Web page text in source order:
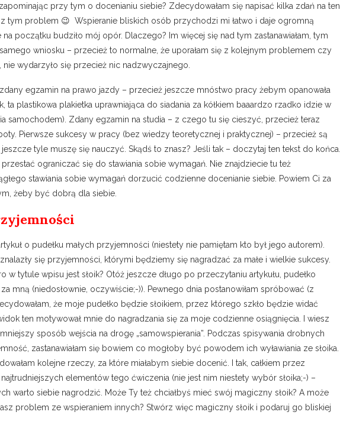
przy tym o docenianiu siebie? Zdecydowałam się napisać kilka zdań na ten
tym problem 😉 Wspieranie bliskich osób przychodzi mi łatwo i daje ogromną
początku budziło mój opór. Dlaczego? Im więcej się nad tym zastanawiałam, tym
wniosku – przecież to normalne, że uporałam się z kolejnym problemem czy
wydarzyło się przecież nic nadzwyczajnego.
egzamin na prawo jazdy – przecież jeszcze mnóstwo pracy żebym opanowała
ta plastikowa plakietka uprawniająca do siadania za kółkiem baaardzo rzadko idzie w
samochodem). Zdany egzamin na studia – z czego tu się cieszyć, przecież teraz
Pierwsze sukcesy w pracy (bez wiedzy teoretycznej i praktycznej) – przecież są
tyle muszę się nauczyć. Skądś to znasz? Jeśli tak – doczytaj ten tekst do końca.
przestać ograniczać się do stawiania sobie wymagań. Nie znajdziecie tu też
stawiania sobie wymagań dorzucić codzienne docenianie siebie. Powiem Ci za
żeby być dobrą dla siebie.
o pudełku małych przyjemności (niestety nie pamiętam kto był jego autorem).
się przyjemności, którymi będziemy się nagradzać za małe i wielkie sukcesy.
w tytule wpisu jest słoik? Otóż jeszcze długo po przeczytaniu artykułu, pudełko
mną (niedosłownie, oczywiście;-)). Pewnego dnia postanowiłam spróbować (z
że moje pudełko będzie słoikiem, przez którego szkło będzie widać
ten motywował mnie do nagradzania się za moje codzienne osiągnięcia. I wiesz
sposób wejścia na drogę „samowspierania”. Podczas spisywania drobnych
zastanawiałam się bowiem co mogłoby być powodem ich wyławiania ze słoika.
kolejne rzeczy, za które miałabym siebie docenić. I tak, całkiem przez
elementów tego ćwiczenia (nie jest nim niestety wybór słoika;-) –
warto siebie nagrodzić. Może Ty też chciałbyś mieć swój magiczny słoik? A może
problem ze wspieraniem innych? Stwórz więc magiczny słoik i podaruj go bliskiej